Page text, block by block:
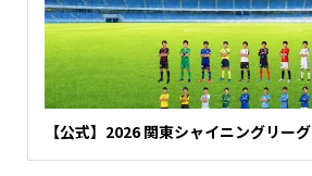
【公式】2026 関東シャイニングリーグ